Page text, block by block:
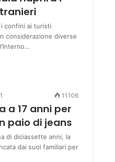
i confini ai turisti
considerazione diverse
11.106
a 17 anni per
paio di jeans
di diciassette anni, la
dai suoi familiari per